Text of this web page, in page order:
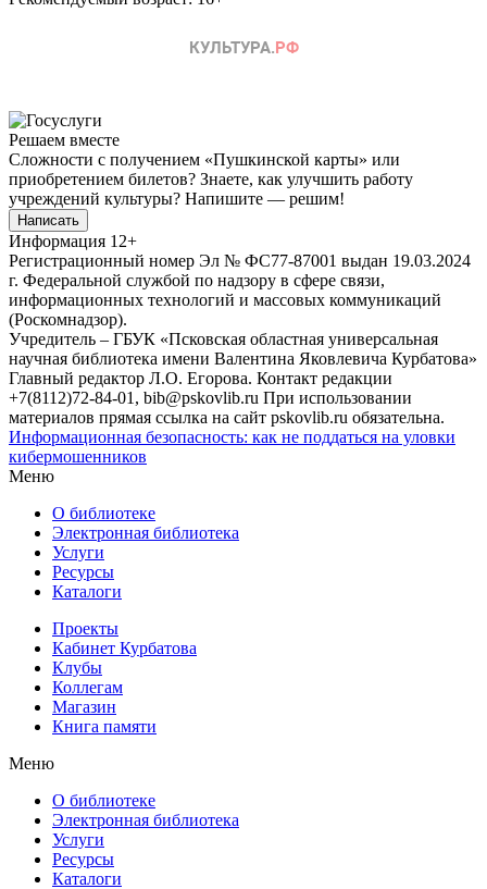
Решаем вместе
Сложности с получением «Пушкинской карты» или
приобретением билетов? Знаете, как улучшить работу
учреждений культуры? Напишите — решим!
Написать
Информация 12+
Регистрационный номер Эл № ФС77-87001 выдан 19.03.2024
г. Федеральной службой по надзору в сфере связи,
информационных технологий и массовых коммуникаций
(Роскомнадзор).
Учредитель – ГБУК «Псковская областная универсальная
научная библиотека имени Валентина Яковлевича Курбатова»
Главный редактор Л.О. Егорова. Контакт редакции
+7(8112)72-84-01, bib@pskovlib.ru При использовании
материалов прямая ссылка на сайт pskovlib.ru обязательна.
Информационная безопасность: как не поддаться на уловки
кибермошенников
Меню
О библиотеке
Электронная библиотека
Услуги
Ресурсы
Каталоги
Проекты
Кабинет Курбатова
Клубы
Коллегам
Магазин
Книга памяти
Меню
О библиотеке
Электронная библиотека
Услуги
Ресурсы
Каталоги